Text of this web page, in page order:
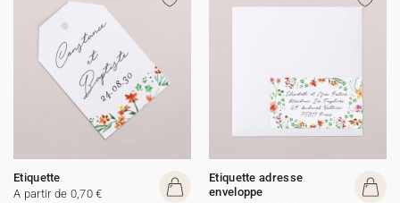
Etiquette
A partir de 0,70 €
Etiquette adresse
enveloppe